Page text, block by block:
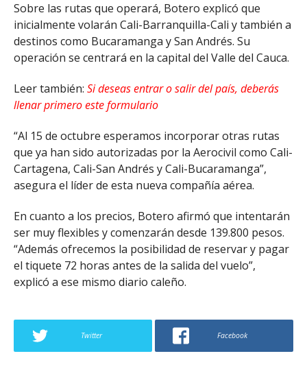
Sobre las rutas que operará, Botero explicó que
inicialmente volarán Cali-Barranquilla-Cali y también a
destinos como Bucaramanga y San Andrés. Su
operación se centrará en la capital del Valle del Cauca.
Leer también: Si deseas entrar o salir del país, deberás
llenar primero este formulario
“Al 15 de octubre esperamos incorporar otras rutas
que ya han sido autorizadas por la Aerocivil como Cali-
Cartagena, Cali-San Andrés y Cali-Bucaramanga”,
asegura el líder de esta nueva compañía aérea.
En cuanto a los precios, Botero afirmó que intentarán
ser muy flexibles y comenzarán desde 139.800 pesos.
“Además ofrecemos la posibilidad de reservar y pagar
el tiquete 72 horas antes de la salida del vuelo”,
explicó a ese mismo diario caleño.
Twitter Facebook